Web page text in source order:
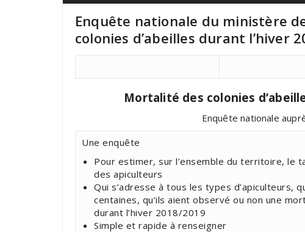
Enquête nationale du ministère
colonies d’abeilles durant l’hiver
Mortalité des colonies
Enquête nationale
Une enquête
Pour estimer, sur l’ensemble du territoire, le
des apiculteurs
Qui s’adresse à tous les types d’apiculteurs,
centaines, qu’ils aient observé ou non une
durant l’hiver 2018/2019
Simple et rapide à renseigner